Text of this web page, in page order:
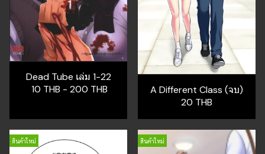
Dead Tube เล่ม 1-22
10 THB - 200 THB
A Different Class (จบ)
20 THB
สินค้าใหม่ สินค้าใหม่